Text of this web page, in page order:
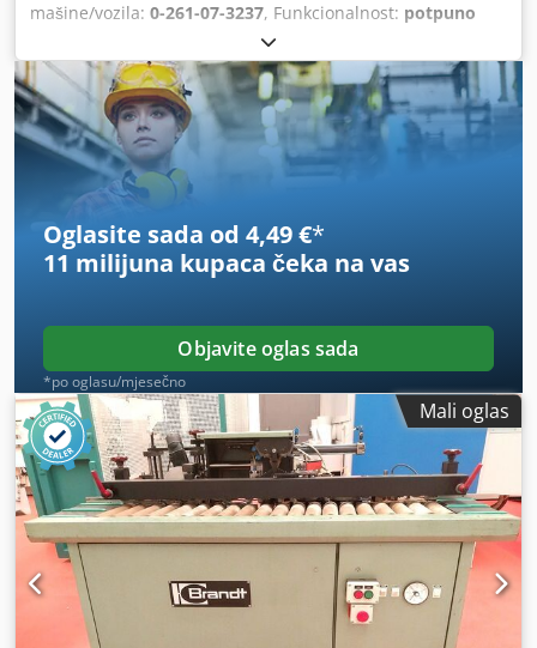
mašine/vozila: 0-261-07-3237, Funkcionalnost: potpuno
, ulazni napon:400 V
60 mm, maksimalna debljina ivice:6 mm, tip prilagodbe
visine:mehanički, tip aktuacije:električni, ukupna visina:
1.580 mm, ukupna dužina: 4.860 mm, ukupna širina:1.130
mm, ukupna masa: 1.630 kg , Oprema: Oznaka CE,
dokumentacija / priručnik
Oglasite sada od 4,49 €*
11 milijuna kupaca čeka na vas
Objavite oglas sada
*po oglasu/mjesečno
Mali oglas